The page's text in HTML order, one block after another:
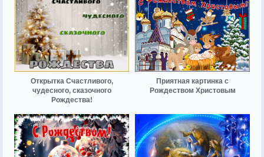
Открытка Счастливого,
чудесного, сказочного
Рождества!
Приятная картинка с
Рождеством Христовым